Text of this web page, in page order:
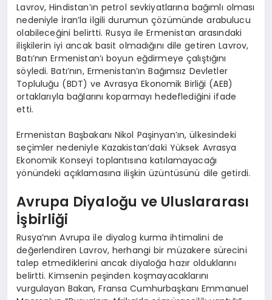
Lavrov, Hindistan’ın petrol sevkiyatlarına bağımlı olması
nedeniyle İran’la ilgili durumun çözümünde arabulucu
olabileceğini belirtti. Rusya ile Ermenistan arasındaki
ilişkilerin iyi ancak basit olmadığını dile getiren Lavrov,
Batı’nın Ermenistan’ı boyun eğdirmeye çalıştığını
söyledi. Batı’nın, Ermenistan’ın Bağımsız Devletler
Topluluğu (BDT) ve Avrasya Ekonomik Birliği (AEB)
ortaklarıyla bağlarını koparmayı hedeflediğini ifade
etti.
Ermenistan Başbakanı Nikol Paşinyan’ın, ülkesindeki
seçimler nedeniyle Kazakistan’daki Yüksek Avrasya
Ekonomik Konseyi toplantısına katılamayacağı
yönündeki açıklamasına ilişkin üzüntüsünü dile getirdi.
Avrupa Diyaloğu ve Uluslararası
İşbirliği
Rusya’nın Avrupa ile diyalog kurma ihtimalini de
değerlendiren Lavrov, herhangi bir müzakere sürecini
talep etmediklerini ancak diyaloğa hazır olduklarını
belirtti. Kimsenin peşinden koşmayacaklarını
vurgulayan Bakan, Fransa Cumhurbaşkanı Emmanuel